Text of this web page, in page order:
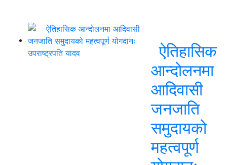
ऐतिहासिक
आन्दोलनमा
आदिवासी
जनजाति
समुदायको
महत्वपूर्ण